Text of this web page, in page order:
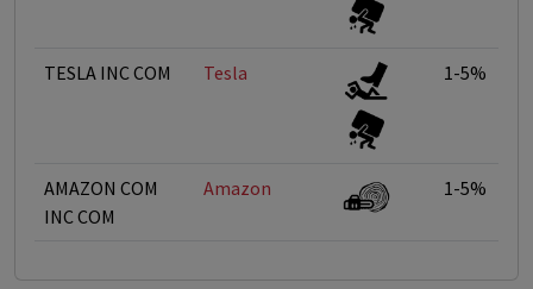
TESLA INC COM Tesla 1-5%
AMAZON COM
INC COM
Amazon 1-5%